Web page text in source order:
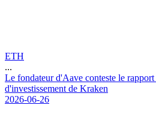
ETH
...
Le fondateur d'Aave conteste le rapport
d'investissement de Kraken
2026-06-26